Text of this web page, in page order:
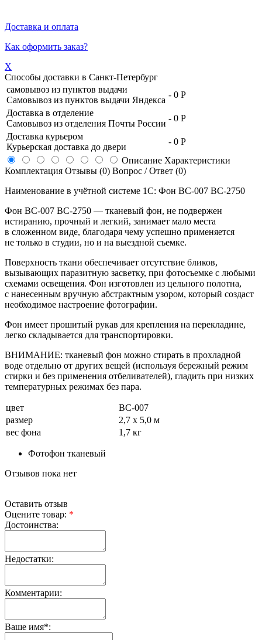
Доставка и оплата
Как оформить заказ?
X
Способы доставки в Санкт-Петербург
самовывоз из пунктов выдачи
Самовывоз из пунктов выдачи Яндекса
- 0 Р
Доставка в отделение
Самовывоз из отделения Почты России
- 0 Р
Доставка курьером
Курьерская доставка до двери
- 0 Р
Описание Характеристики
Комплектация Отзывы (0) Вопрос / Ответ (0)
Наименование в учётной системе 1С: Фон BC-007 ВС-2750
Фон BC-007 ВС-2750 — тканевый фон, не подвержен
истиранию, прочный и легкий, занимает мало места
в сложенном виде, благодаря чему успешно применяется
не только в студии, но и на выездной съемке.
Поверхность ткани обеспечивает отсутствие бликов,
вызывающих паразитную засветку, при фотосъемке с любыми
схемами освещения. Фон изготовлен из цельного полотна,
с нанесенным вручную абстрактным узором, который создаст
необходимое настроение фотографии.
Фон имеет прошитый рукав для крепления на перекладине,
легко складывается для транспортировки.
ВНИМАНИЕ: тканевый фон можно стирать в прохладной
воде отдельно от других вещей (используя бережный режим
стирки и без применения отбеливателей), гладить при низких
температурных режимах без пара.
цвет
BC-007
размер
2,7 х 5,0 м
вес фона
1,7 кг
Фотофон тканевый
Отзывов пока нет
Оставить отзыв
Оцените товар: *
Достоинства:
Недостатки:
Комментарии:
Ваше имя*: